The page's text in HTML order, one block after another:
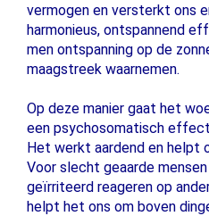
vermogen en versterkt ons
harmonieus, ontspannend
men ontspanning op de
maagstreek waarnemen.
Op deze manier gaat het
een psychosomatisch
Het werkt aardend en helpt
Voor slecht geaarde
geïrriteerd reageren op
helpt het ons om boven